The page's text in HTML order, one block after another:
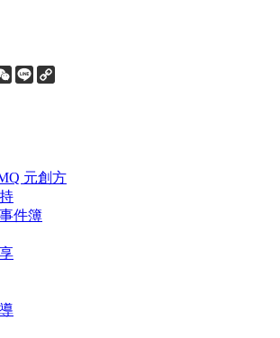
WeChat
Line
元創方
件簿